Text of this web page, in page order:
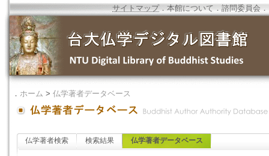
サイトマップ．本館について ．諮問委員会 ．
． ホーム > 仏学著者データベース
仏学著者検索 検索結果 仏学著者データベース